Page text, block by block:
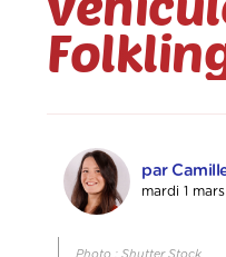
par
mardi 1